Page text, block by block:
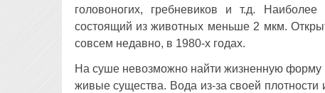
головоногих, гребневиков и т.д.
состоящий из животных меньше 2 мкм.
совсем недавно, в 1980-х годах.
На суше невозможно найти жизненную
живые существа. Вода из-за своей плотности